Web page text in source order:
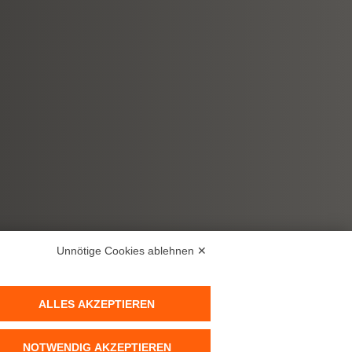
Unnötige Cookies ablehnen ✕
ALLES AKZEPTIEREN
NOTWENDIG AKZEPTIEREN